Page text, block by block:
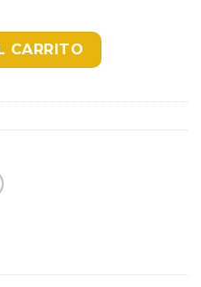
2 NARANJA cantidad
CARRITO